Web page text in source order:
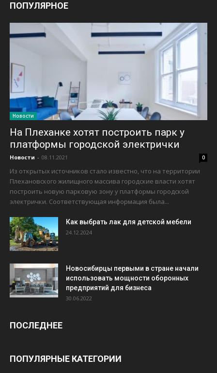
ПОПУЛЯРНОЕ
Новости
На Плеханке хотят построить парк у
платформы городской электрички
Новости - 08.11.2021 0
Из открытых источников стало известно, что на территории
Плехановского жилищного массива городские власти хотят
построить новую парковую зону у платформы городской
электрички. Соответствующая информация была...
Как выбрать лак для детской мебели
24.12.2024
Новосибирцы первыми в стране начали
использовать мощности оборонных
предприятий для бизнеса
30.06.2022
ПОСЛЕДНЕЕ
ПОПУЛЯРНЫЕ КАТЕГОРИИ